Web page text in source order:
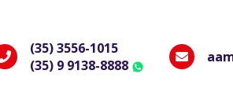
(35) 3556-1015
(35) 9 9138-8888
WhatsApp